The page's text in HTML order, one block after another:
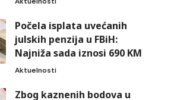
Počela isplata uvećanih
julskih penzija u FBiH:
Najniža sada iznosi 690 KM
Aktuelnosti
Zbog kaznenih bodova u